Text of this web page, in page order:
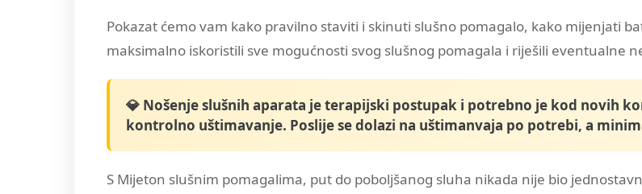
Pokazat ćemo vam kako pravilno staviti i skinuti slušno pomagalo, kako mijenjati
maksimalno iskoristili sve mogućnosti svog slušnog pomagala i riješili eventualne
💎 Nošenje slušnih aparata je terapijski postupak i potrebno je kod novih
kontrolno uštimavanje. Poslije se dolazi na uštimanvaja po potrebi, a
S Mijeton slušnim pomagalima, put do poboljšanog sluha nikada nije bio